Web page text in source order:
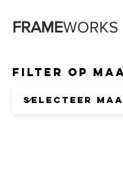
FRAMEWORKS
Filter op